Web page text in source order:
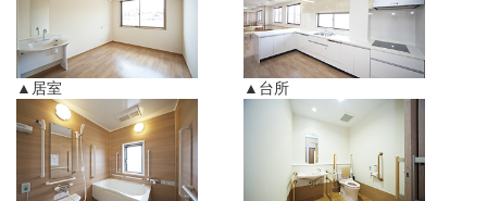
▲居室 ▲台所